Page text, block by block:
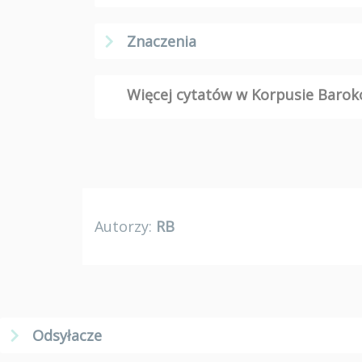
Znaczenia
Więcej cytatów w Korpusie
Autorzy: RB
Odsyłacze